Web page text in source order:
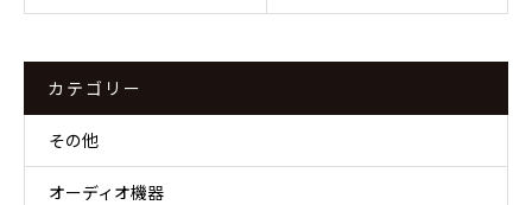
カテゴリー
その他
オーディオ機器